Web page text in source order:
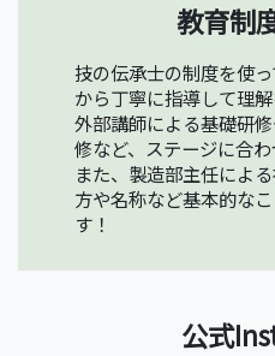
教育制
技の伝承士の制度を使
から丁寧に指導して理
外部講師による基礎研
修など、ステージに合わ
また、製造部主任によ
方や名称など基本的な
す！
公式